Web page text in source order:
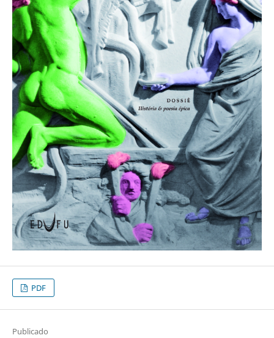
PDF
Publicado